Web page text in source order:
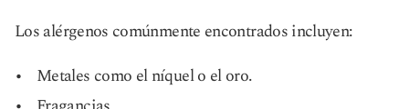
Los alérgenos comúnmente encontrados incluyen:
Metales como el níquel o el oro.